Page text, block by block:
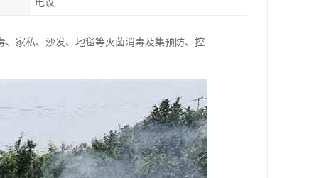
电议
、家私、沙发、地毯等灭菌消毒及集预防、控